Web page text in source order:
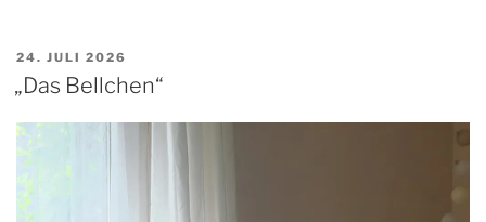
VERÖFFENTLICHT
AM
24. JULI 2026
„Das Bellchen“